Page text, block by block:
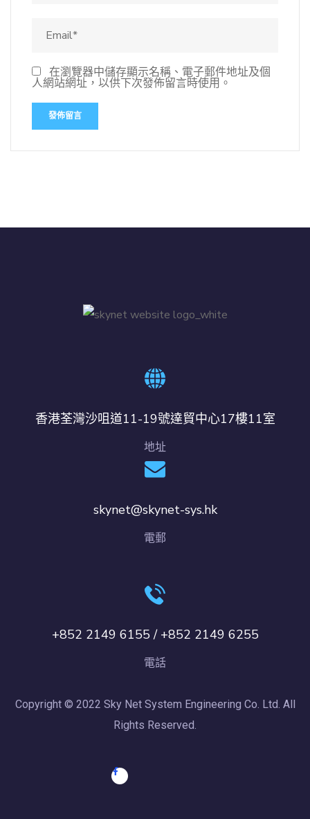
在瀏覽器中儲存顯示名稱、電子郵件地址及個
人網站網址，以供下次發佈留言時使用。
香港荃灣沙咀道11-19號達貿中心17樓11室
地址
skynet@skynet-sys.hk
電郵
+852 2149 6155 / +852 2149 6255
電話
Copyright © 2022 Sky Net System Engineering Co. Ltd. All
Rights Reserved.